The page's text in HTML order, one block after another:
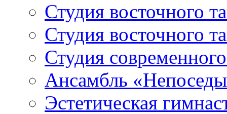
Студия восточного
Студия восточного
Студия
Ансамбль
Эстетическая